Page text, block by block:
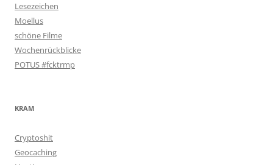
Lesezeichen
Moellus
schöne Filme
Wochenrückblicke
POTUS #fcktrmp
KRAM
Cryptoshit
Geocaching